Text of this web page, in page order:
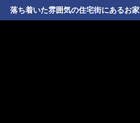
落ち着いた雰囲気の住宅街にあるお家